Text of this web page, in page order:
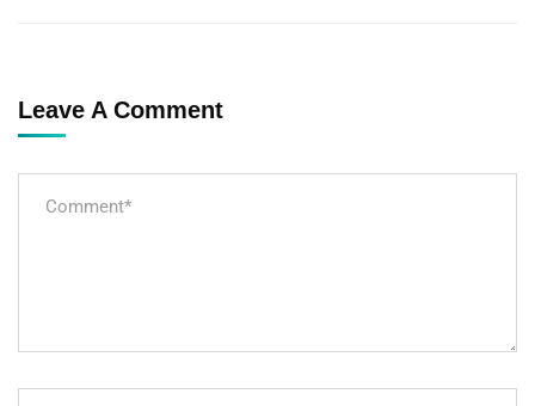
Leave A Comment